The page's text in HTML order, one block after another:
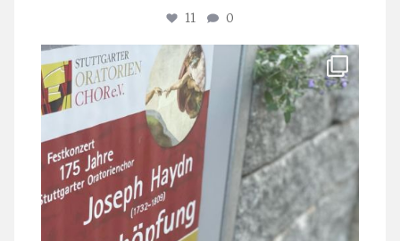
11 0
stuttgarter_oratorienchor
Juli 23